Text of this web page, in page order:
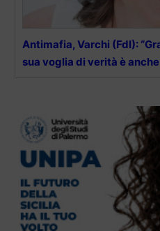
Antimafia, Varchi (FdI):
sua voglia di verità è